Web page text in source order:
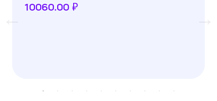
10060.00 ₽